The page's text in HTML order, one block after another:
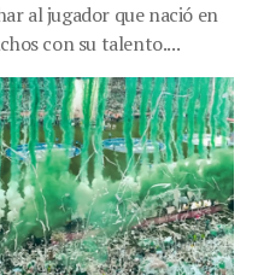
al jugador que nació en
con su talento....